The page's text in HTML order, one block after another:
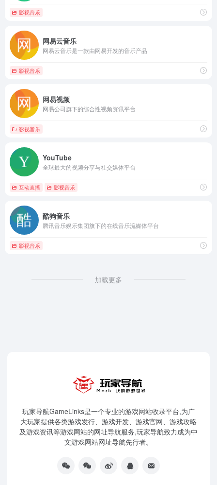
影视音乐
网易云音乐
网易云音乐是一款由网易开发的音乐产品
影视音乐
网易视频
网易公司旗下的综合性视频资讯平台
影视音乐
YouTube
全球最大的视频分享与社交媒体平台
互动直播 影视音乐
酷狗音乐
腾讯音乐娱乐集团旗下的在线音乐流媒体平台
影视音乐
加载更多
玩家导航GameLinks是一个专业的游戏网站收录平台,为广
大玩家提供各类游戏发行、游戏开发、游戏官网、游戏攻略
及游戏资讯等游戏网站的网址导航服务,玩家导航致力成为中
文游戏网站网址导航先行者。